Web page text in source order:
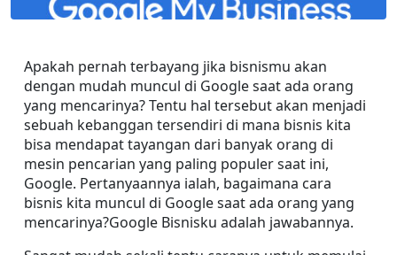
Apakah pernah terbayang jika bisnismu akan
dengan mudah muncul di Google saat ada orang
yang mencarinya? Tentu hal tersebut akan menjadi
sebuah kebanggan tersendiri di mana bisnis kita
bisa mendapat tayangan dari banyak orang di
mesin pencarian yang paling populer saat ini,
Google. Pertanyaannya ialah, bagaimana cara
bisnis kita muncul di Google saat ada orang yang
mencarinya?Google Bisnisku adalah jawabannya.